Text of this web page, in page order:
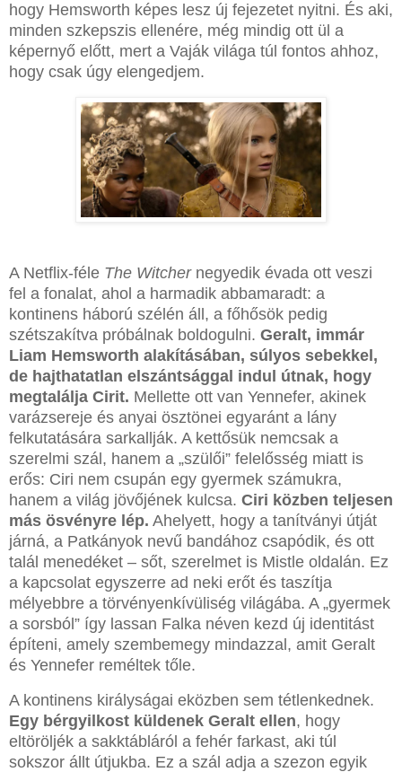
hogy Hemsworth képes lesz új fejezetet nyitni. És aki,
minden szkepszis ellenére, még mindig ott ül a
képernyő előtt, mert a Vaják világa túl fontos ahhoz,
hogy csak úgy elengedjem.
A Netflix-féle The Witchernegyedik évada ott veszi
fel a fonalat, ahol a harmadik abbamaradt: a
kontinens háború szélén áll, a főhősök pedig
szétszakítva próbálnak boldogulni. Geralt, immár
Liam Hemsworth alakításában, súlyos sebekkel,
de hajthatatlan elszántsággal indul útnak, hogy
megtalálja Cirit. Mellette ott van Yennefer, akinek
varázsereje és anyai ösztönei egyaránt a lány
felkutatására sarkallják. A kettősük nemcsak a
szerelmi szál, hanem a „szülői” felelősség miatt is
erős: Ciri nem csupán egy gyermek számukra,
hanem a világ jövőjének kulcsa. Ciri közben teljesen
más ösvényre lép. Ahelyett, hogy a tanítványi útját
járná, a Patkányok nevű bandához csapódik, és ott
talál menedéket – sőt, szerelmet is Mistle oldalán. Ez
a kapcsolat egyszerre ad neki erőt és taszítja
mélyebbre a törvényenkívüliség világába. A „gyermek
a sorsból” így lassan Falka néven kezd új identitást
építeni, amely szembemegy mindazzal, amit Geralt
és Yennefer reméltek tőle.
A kontinens királyságai eközben sem tétlenkednek.
Egy bérgyilkost küldenek Geralt ellen, hogy
eltöröljék a sakktábláról a fehér farkast, aki túl
sokszor állt útjukba. Ez a szál adja a szezon egyik